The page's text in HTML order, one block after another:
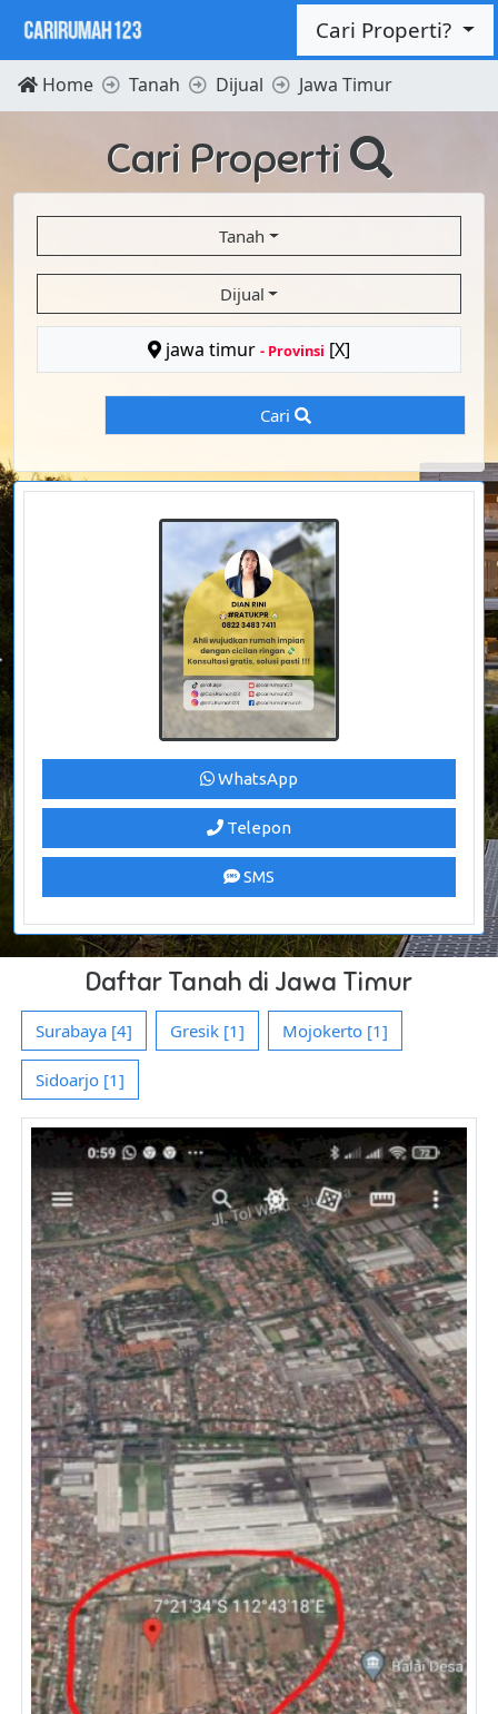
Cari Properti?
Home Tanah Dijual Jawa Timur
Cari Properti
Tanah
Dijual
jawa timur - Provinsi [X]
Cari
WhatsApp
Telepon
SMS
Daftar Tanah di Jawa Timur
Surabaya [4] Gresik [1] Mojokerto [1]
Sidoarjo [1]